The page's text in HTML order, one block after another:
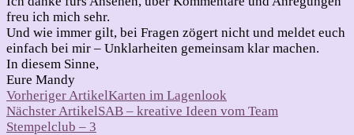
freu ich mich sehr.
Und wie immer gilt, bei Fragen zögert nicht und meldet euch
einfach bei mir – Unklarheiten gemeinsam klar machen.
In diesem Sinne,
Eure Mandy
Beitragsnavigation
Vorheriger ArtikelKarten im Lagenlook
Nächster ArtikelSAB – kreative Ideen vom Team
Stempelclub – 3